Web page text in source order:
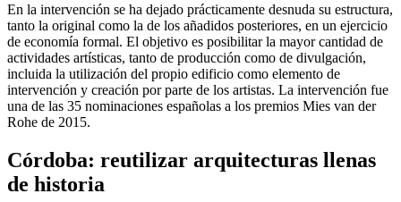
En la intervención se ha dejado prácticamente desnuda su estructura,
tanto la original como la de los añadidos posteriores, en un ejercicio
de economía formal. El objetivo es posibilitar la mayor cantidad de
actividades artísticas, tanto de producción como de divulgación,
incluida la utilización del propio edificio como elemento de
intervención y creación por parte de los artistas. La intervención fue
una de las 35 nominaciones españolas a los premios Mies van der
Rohe de 2015.
Córdoba: reutilizar arquitecturas llenas
de historia